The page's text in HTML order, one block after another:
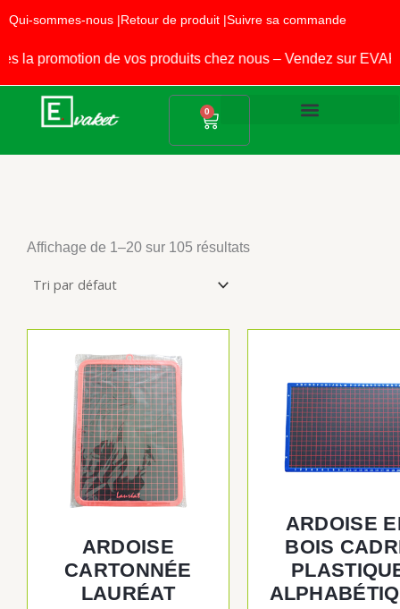
au
contenu
Qui-sommes-nous |Retour de produit |Suivre sa commande
de vos produits chez nous – Vendez sur EVAKET
0
Panier
Affichage de 1–20 sur 105 résultats
ARDOISE
CARTONNÉE
LAURÉAT
ARDOISE
BOIS